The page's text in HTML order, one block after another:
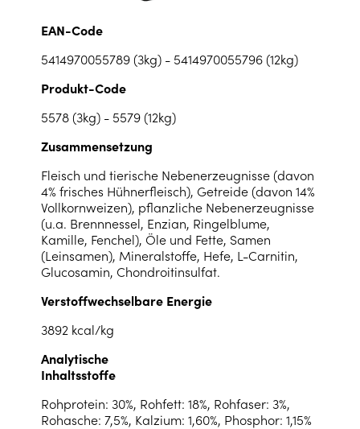
EAN-Code
5414970055789 (3kg) - 5414970055796 (12kg)
Produkt-Code
5578 (3kg) - 5579 (12kg)
Zusammensetzung
Fleisch und tierische Nebenerzeugnisse (davon
4% frisches Hühnerfleisch), Getreide (davon 14%
Vollkornweizen), pflanzliche Nebenerzeugnisse
(u.a. Brennnessel, Enzian, Ringelblume,
Kamille, Fenchel), Öle und Fette, Samen
(Leinsamen), Mineralstoffe, Hefe, L-Carnitin,
Glucosamin, Chondroitinsulfat.
Verstoffwechselbare Energie
3892 kcal/kg
Analytische
Inhaltsstoffe
Rohprotein: 30%, Rohfett: 18%, Rohfaser: 3%,
Rohasche: 7,5%, Kalzium: 1,60%, Phosphor: 1,15%